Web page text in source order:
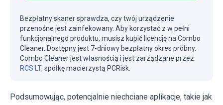
Bezpłatny skaner sprawdza, czy twój urządzenie
przenośne jest zainfekowany. Aby korzystać z w pełni
funkcjonalnego produktu, musisz kupić licencję na Combo
Cleaner. Dostępny jest 7-dniowy bezpłatny okres próbny.
Combo Cleaner jest własnością i jest zarządzane przez
RCS LT, spółkę macierzystą PCRisk.
Podsumowując, potencjalnie niechciane aplikacje, takie jak